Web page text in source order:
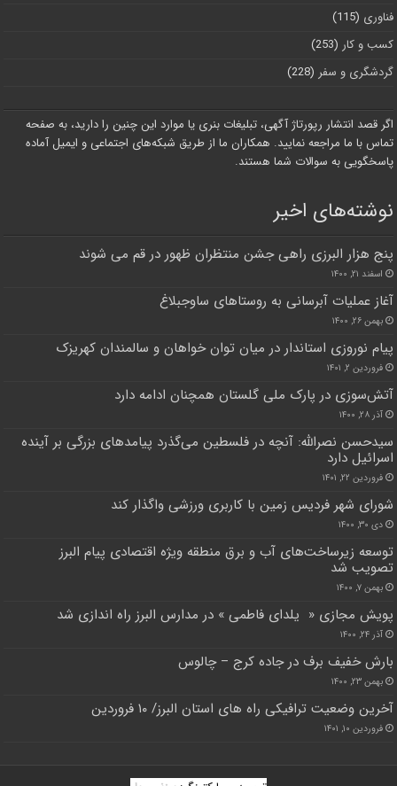
فناوری (115)
کسب و کار (253)
گردشگری و سفر (228)
اگر قصد انتشار رپورتاژ آگهی، تبلیغات بنری یا موارد این چنین را دارید، به صفحه
تماس با ما مراجعه نمایید. همکاران ما از طریق شبکه‌های اجتماعی و ایمیل آماده
پاسخگویی به سوالات شما هستند.
نوشته‌های اخیر
پنج هزار البرزی راهی جشن منتظران ظهور در قم می شوند
اسفند ۲۱, ۱۴۰۰
آغاز عملیات آبرسانی به روستا‌های ساوجبلاغ
بهمن ۲۶, ۱۴۰۰
پیام نوروزی استاندار در میان توان خواهان و سالمندان کهریزک
فروردین ۲, ۱۴۰۱
آتش‌سوزی در پارک ملی گلستان همچنان ادامه دارد
آذر ۲۸, ۱۴۰۰
سیدحسن نصرالله: آنچه در فلسطین می‌گذرد پیامدهای بزرگی بر آینده
اسرائیل دارد
فروردین ۲۲, ۱۴۰۱
شورای شهر فردیس زمین با کاربری ورزشی واگذار کند
دی ۳۰, ۱۴۰۰
توسعه زیرساخت‌های آب و برق منطقه ویژه اقتصادی پیام البرز
تصویب شد
بهمن ۷, ۱۴۰۰
پویش مجازی « یلدای فاطمی » در مدارس البرز راه اندازی شد
آذر ۲۴, ۱۴۰۰
بارش خفیف برف در جاده کرج – چالوس
بهمن ۲۳, ۱۴۰۰
آخرین وضعیت ترافیکی راه های استان البرز/ ۱۰ فروردین
فروردین ۱۰, ۱۴۰۱